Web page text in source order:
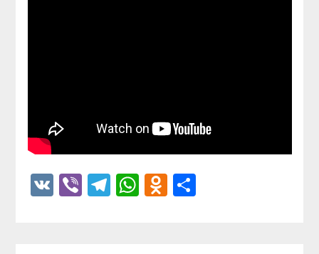
VKViberTelegram
WhatsApp
Odnoklassniki
Отправить